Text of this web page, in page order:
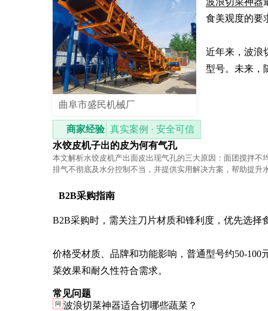
曲阜市盛民机械厂
食美观度的要
近年来，波浪
型号。未来，
商家经验 真实案例 · 安全可信
水饺皮机子出的皮为何有气孔
本文解析水饺皮机产出面皮出现气孔的三大原因：面团搅拌不
排气不彻底及水分控制不当，并提供实用解决方案，帮助提升
B2B采购指南
B2B采购时，需关注刀片材质和锋利度，优先选择
价格受材质、品牌和功能影响，普通型号约50-
菜效果和耐久性符合需求。
常见问题
问 波浪切菜神器适合切哪些蔬菜？